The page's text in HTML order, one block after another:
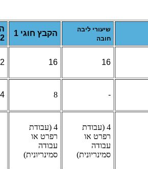
שיעורי ליבה
חובה
הקבץ חוגי 1
2
16
16
-
8
4
4 (עבודת
רפרט או
עבודה
סמינריונית)
4 (עבודת
רפרט או
עבודה
סמינריונית)